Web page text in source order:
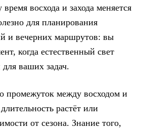
восхода и захода меняется
для планирования
и вечерних маршрутов: вы
когда естественный свет
ваших задач.
промежуток между восходом и
растёт или
от сезона. Знание того,